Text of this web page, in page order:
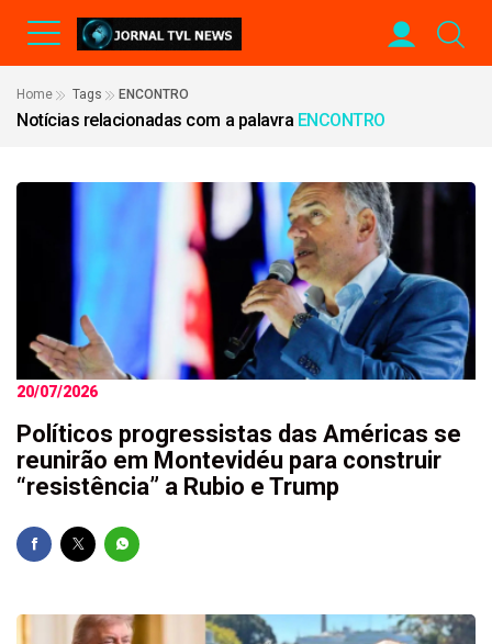
Home Tags ENCONTRO
Notícias relacionadas com a palavra ENCONTRO
20/07/2026
Políticos progressistas das Américas se
reunirão em Montevidéu para construir
“resistência” a Rubio e Trump